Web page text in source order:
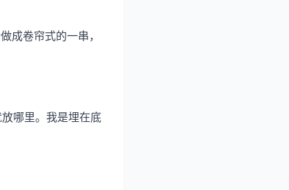
成卷帘式的一串，
哪里。我是埋在底